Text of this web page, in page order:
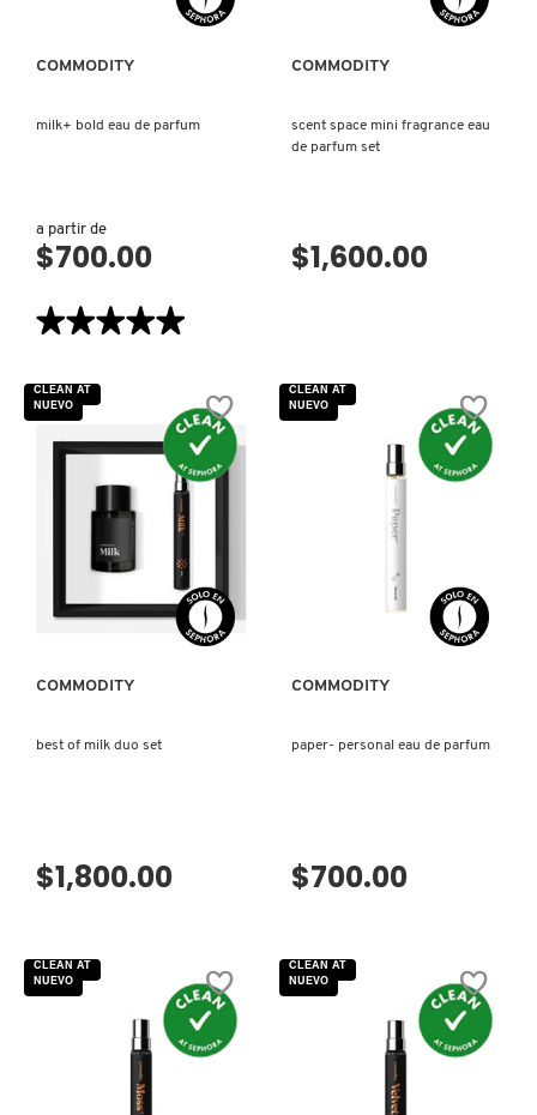
COMMODITY
milk+ bold eau de parfum
a partir de
$700.00
★★★★★
★★★★★
5
COMMODITY
scent space mini fragrance eau
de parfum set
$1,600.00
VISTA RÁPIDA
COMMODITY
best of milk duo set
$1,800.00
CLEAN AT
NUEVO
VISTA RÁPIDA
COMMODITY
paper- personal eau de parfum
$700.00
CLEAN AT
NUEVO
CLEAN AT
NUEVO
CLEAN AT
NUEVO